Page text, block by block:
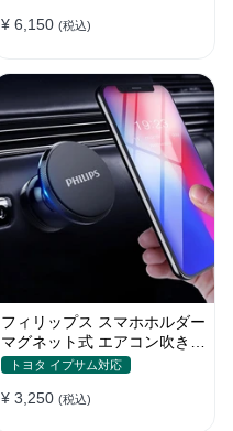
¥ 6,150 (税込)
フィリップス スマホホルダー
マグネット式 エアコン吹き出
し口 全機種
トヨタ イプサム対応
¥ 3,250 (税込)